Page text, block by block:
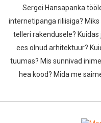
Sergei Hansapanka
internetipanga riliisiga?
telleri rakendusele?
ees olnud arhitektuur?
tuumas? Mis sunnivad
hea kood? Mida me